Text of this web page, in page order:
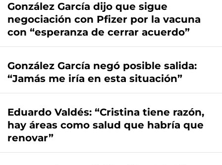
González García dijo que sigue
negociación con Pfizer por la vacuna
con “esperanza de cerrar acuerdo”
González García negó posible salida:
“Jamás me iría en esta situación”
Eduardo Valdés: “Cristina tiene razón,
hay áreas como salud que habría que
renovar”